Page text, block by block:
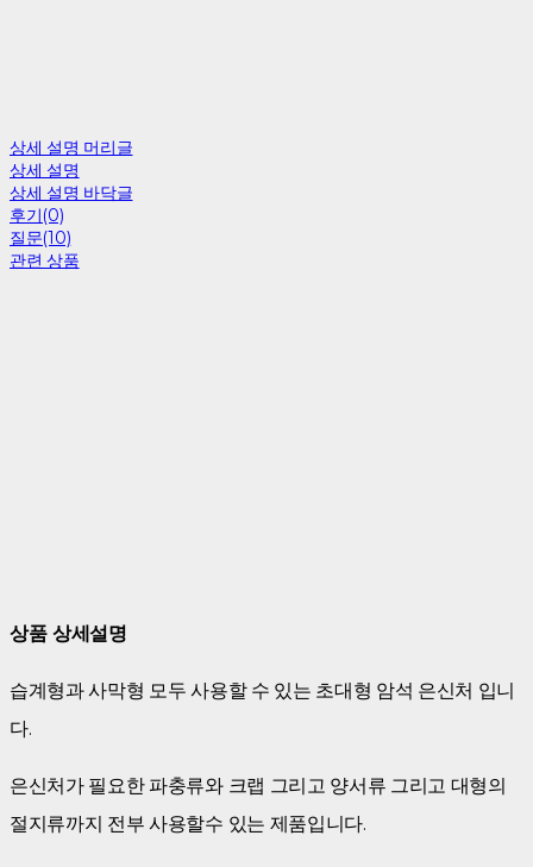
상세 설명 머리글
상세 설명
상세 설명 바닥글
후기(0)
질문(10)
관련 상품
상품 상세설명
습계형과 사막형 모두 사용할 수 있는 초대형 암석 은신처 입니
다.
은신처가 필요한 파충류와 크랩 그리고 양서류 그리고 대형의
절지류까지 전부 사용할수 있는 제품입니다.